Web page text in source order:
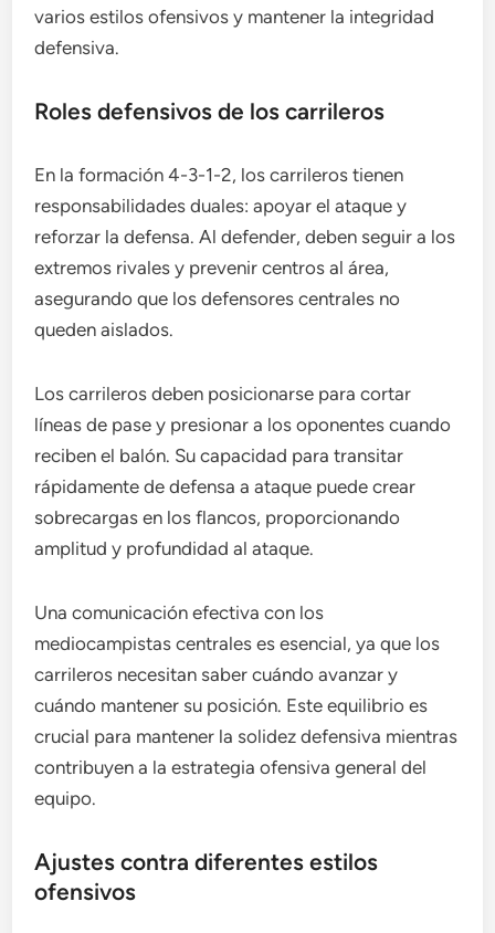
varios estilos ofensivos y mantener la integridad
defensiva.
Roles defensivos de los carrileros
En la formación 4-3-1-2, los carrileros tienen
responsabilidades duales: apoyar el ataque y
reforzar la defensa. Al defender, deben seguir a los
extremos rivales y prevenir centros al área,
asegurando que los defensores centrales no
queden aislados.
Los carrileros deben posicionarse para cortar
líneas de pase y presionar a los oponentes cuando
reciben el balón. Su capacidad para transitar
rápidamente de defensa a ataque puede crear
sobrecargas en los flancos, proporcionando
amplitud y profundidad al ataque.
Una comunicación efectiva con los
mediocampistas centrales es esencial, ya que los
carrileros necesitan saber cuándo avanzar y
cuándo mantener su posición. Este equilibrio es
crucial para mantener la solidez defensiva mientras
contribuyen a la estrategia ofensiva general del
equipo.
Ajustes contra diferentes estilos
ofensivos